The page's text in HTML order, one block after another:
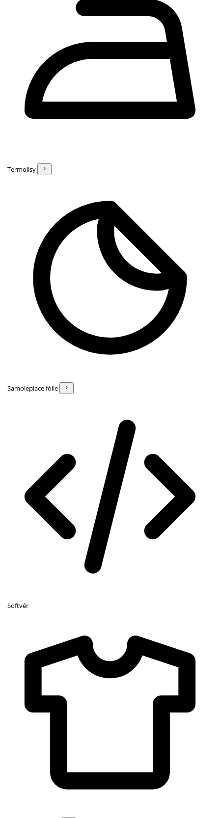
Termolisy
Samolepiace fólie
Softvér